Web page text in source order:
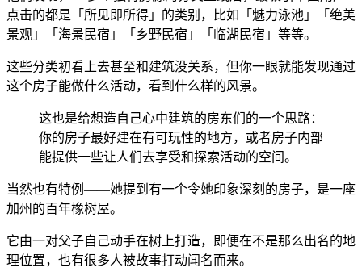
点击的都是「所见即所得」的类别，比如「魅力泳池」「绝美
景观」「海景民宿」「乡野民宿」「临湖民宿」等等。
这些分类初看上去甚至和建筑没关系，但你一眼就能发现通过
这个房子能做什么活动，看到什么样的风景。
这也是给想造自己心中建筑的房东们的一个思路：
你的房子最好建在有可玩性的地方，或者房子内部
能提供一些让人们去享受和探索活动的空间。
当然也有特例——她提到有一个令她印象深刻的房子，是一座
加州的百年橡树屋。
它由一对父子自己动手在树上打造，即便在不是那么出名的地
理位置，也有很多人被故事打动闻名而来。